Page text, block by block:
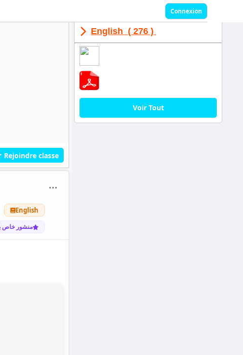
Connexion
English ( 276 )
Voir Tout
Rejoindre classe
English
منشور خاص
⋯